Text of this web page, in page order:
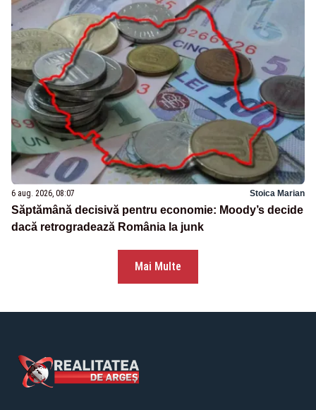
6 aug. 2026, 08:07 Stoica Marian
Săptămână decisivă pentru economie: Moody’s decide
dacă retrogradează România la junk
Mai Multe